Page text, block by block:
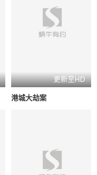
更新至HD
港城大劫案